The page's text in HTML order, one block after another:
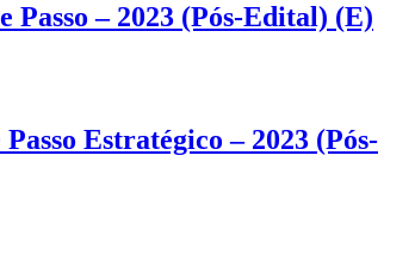
Passo – 2023 (Pós-Edital) (E)
Estratégico – 2023 (Pós-